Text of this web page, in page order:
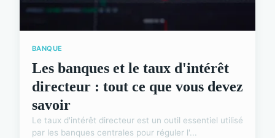
BANQUE
Les banques et le taux d'intérêt
directeur : tout ce que vous devez
savoir
Le taux d'intérêt directeur est un outil essentiel utilisé
par les banques centrales pour réguler l'...